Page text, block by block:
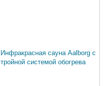
Инфракрасная сауна Aalborg с
тройной системой обогрева